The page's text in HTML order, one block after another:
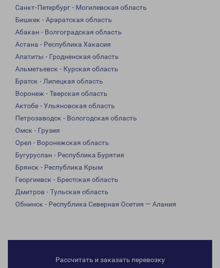
Санкт-Петербург - Могилевская область
Бишкек - Араратская область
Абакан - Волгоградская область
Астана - Республика Хакасия
Апатиты - Гродненская область
Альметьевск - Курская область
Братск - Липецкая область
Воронеж - Тверская область
Актобе - Ульяновская область
Петрозаводск - Вологодская область
Омск - Грузия
Орел - Воронежская область
Бугуруслан - Республика Бурятия
Брянск - Республика Крым
Георгиевск - Брестская область
Дмитров - Тульская область
Обнинск - Республика Северная Осетия — Алания
Рассчитать и заказать перевозку